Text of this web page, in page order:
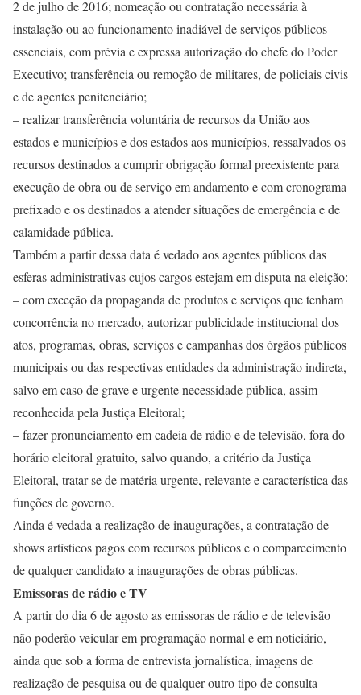
2 de julho de 2016; nomeação ou contratação necessária à
instalação ou ao funcionamento inadiável de serviços públicos
essenciais, com prévia e expressa autorização do chefe do Poder
Executivo; transferência ou remoção de militares, de policiais civis
e de agentes penitenciário;
– realizar transferência voluntária de recursos da União aos
estados e municípios e dos estados aos municípios, ressalvados os
recursos destinados a cumprir obrigação formal preexistente para
execução de obra ou de serviço em andamento e com cronograma
prefixado e os destinados a atender situações de emergência e de
calamidade pública.
Também a partir dessa data é vedado aos agentes públicos das
esferas administrativas cujos cargos estejam em disputa na eleição:
– com exceção da propaganda de produtos e serviços que tenham
concorrência no mercado, autorizar publicidade institucional dos
atos, programas, obras, serviços e campanhas dos órgãos públicos
municipais ou das respectivas entidades da administração indireta,
salvo em caso de grave e urgente necessidade pública, assim
reconhecida pela Justiça Eleitoral;
– fazer pronunciamento em cadeia de rádio e de televisão, fora do
horário eleitoral gratuito, salvo quando, a critério da Justiça
Eleitoral, tratar-se de matéria urgente, relevante e característica das
funções de governo.
Ainda é vedada a realização de inaugurações, a contratação de
shows artísticos pagos com recursos públicos e o comparecimento
de qualquer candidato a inaugurações de obras públicas.
Emissoras de rádio e TV
A partir do dia 6 de agosto as emissoras de rádio e de televisão
não poderão veicular em programação normal e em noticiário,
ainda que sob a forma de entrevista jornalística, imagens de
realização de pesquisa ou de qualquer outro tipo de consulta